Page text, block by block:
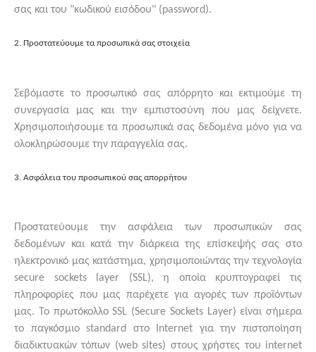
σας και του "κωδικού εισόδου" (password).
2. Προστατεύουμε τα προσωπικά σας στοιχεία
Σεβόμαστε το προσωπικό σας απόρρητο και εκτιμούμε τη
συνεργασία μας και την εμπιστοσύνη που μας δείχνετε.
Χρησιμοποιήσουμε τα προσωπικά σας δεδομένα μόνο για να
ολοκληρώσουμε την παραγγελία σας.
3. Ασφάλεια του προσωπικού σας απορρήτου
Προστατεύουμε την ασφάλεια των προσωπικών σας
δεδομένων και κατά την διάρκεια της επίσκεψής σας στο
ηλεκτρονικό μας κατάστημα, χρησιμοποιώντας την τεχνολογία
secure sockets layer (SSL), η οποία κρυπτογραφεί τις
πληροφορίες που μας παρέχετε για αγορές των προϊόντων
μας. Το πρωτόκολλο SSL (Secure Sockets Layer) είναι σήμερα
το παγκόσμιο standard στο Internet για την πιστοποίηση
διαδικτυακών τόπων (web sites) στους χρήστες του internet